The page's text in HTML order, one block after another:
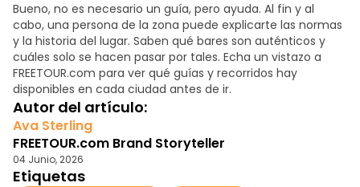
Bueno, no es necesario un guía, pero ayuda. Al fin y al
cabo, una persona de la zona puede explicarte las normas
y la historia del lugar. Saben qué bares son auténticos y
cuáles solo se hacen pasar por tales. Echa un vistazo a
FREETOUR.com para ver qué guías y recorridos hay
disponibles en cada ciudad antes de ir.
Autor del artículo:
Ava Sterling
FREETOUR.com Brand Storyteller
04 Junio, 2026
Etiquetas